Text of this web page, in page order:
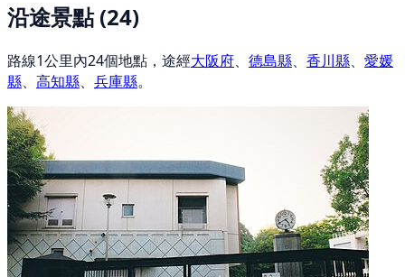
沿途景點(24)
路線1公里內24個地點，途經大阪府、 德島縣、 香川縣、 愛媛
縣、 高知縣、 兵庫縣。